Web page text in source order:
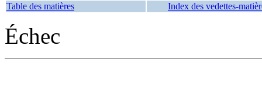
Table des matières Index des vedettes-
Échec